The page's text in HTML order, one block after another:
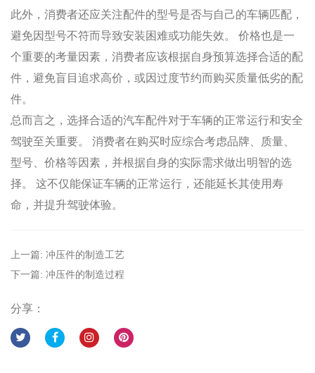
此外，消费者还应关注配件的型号是否与自己的车辆匹配，
避免因型号不符而导致安装困难或功能失效。 价格也是一
个重要的考量因素，消费者应该根据自身预算选择合适的配
件，避免盲目追求高价，或因过度节约而购买质量低劣的配
件。
总而言之，选择合适的汽车配件对于车辆的正常运行和安全
驾驶至关重要。 消费者在购买时应综合考虑品牌、质量、
型号、价格等因素，并根据自身的实际需求做出明智的选
择。 这不仅能保证车辆的正常运行，还能延长其使用寿
命，并提升驾驶体验。
上一篇: 冲压件的制造工艺
下一篇: 冲压件的制造过程
分享：